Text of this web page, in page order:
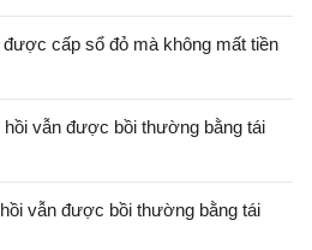
cấp sổ đỏ mà không mất tiền
vẫn được bồi thường bằng tái
vẫn được bồi thường bằng tái